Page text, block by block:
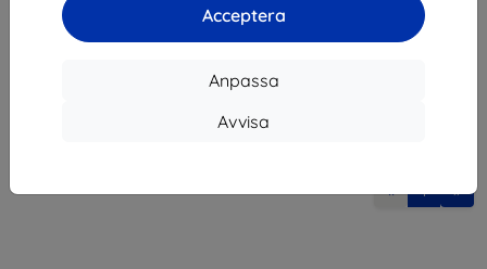
Acceptera
Anpassa
Avvisa
« 1 »